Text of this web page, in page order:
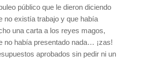
público que le dieron diciendo
no existía trabajo y que había
una carta a los reyes magos,
no había presentado nada… ¡zas!
aprobados sin pedir ni un